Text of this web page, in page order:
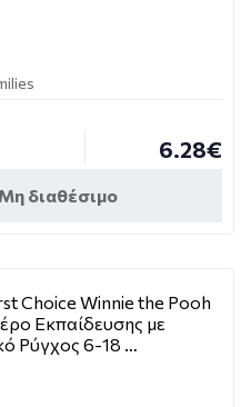
6.28€
Μη διαθέσιμο
Choice Winnie the Pooh
Εκπαίδευσης με
Ρύγχος 6-18 …